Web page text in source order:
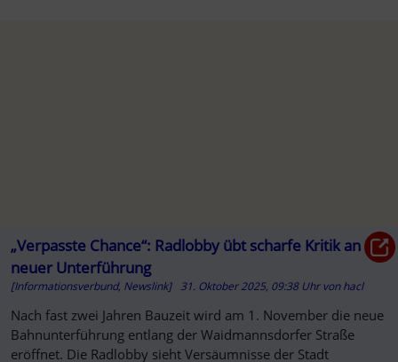
„Verpasste Chance“: Radlobby übt scharfe Kritik an
neuer Unterführung
[Informationsverbund, Newslink] 31. Oktober 2025, 09:38 Uhr vonhacl
Nach fast zwei Jahren Bauzeit wird am 1. November die neue
Bahnunterführung entlang der Waidmannsdorfer Straße
eröffnet. Die Radlobby sieht Versäumnisse der Stadt